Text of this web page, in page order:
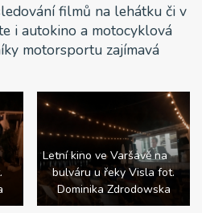
filmů na lehátku či v
i autokino a motocyklová
motorsportu zajímavá
Letní kino ve Varšavě na
bulváru u řeky Visla fot.
Dominika Zdrodowska